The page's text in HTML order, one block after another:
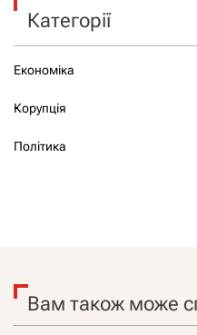
Категорії
Економіка
Корупція
Політика
Вам також може